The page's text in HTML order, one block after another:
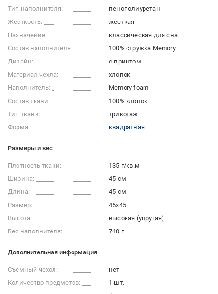
Тип наполнителя:
пенополиуретан
Жесткость:
жесткая
Назначение:
классическая для сна
Состав наполнителя:
100% стружка Memory
Дизайн:
с принтом
Материал чехла:
хлопок
Наполнитель:
Memory foam
Состав ткани:
100% хлопок
Тип ткани:
трикотаж
Форма:
квадратная
Размеры и вес
Плотность ткани:
135 г/кв.м
Ширина:
45 см
Длина:
45 см
Размер:
45x45
Высота:
высокая (упругая)
Вес наполнителя:
740 г
Дополнительная информация
Съемный чехол:
нет
Количество предметов:
1 шт.